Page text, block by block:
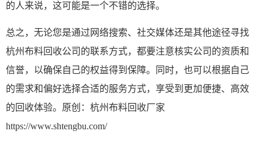
的人来说，这可能是一个不错的选择。
总之，无论您是通过网络搜索、社交媒体还是其他途径寻找
杭州布料回收公司的联系方式，都要注意核实公司的资质和
信誉，以确保自己的权益得到保障。同时，也可以根据自己
的需求和偏好选择合适的服务方式，享受到更加便捷、高效
的回收体验。 原创： 杭州布料回收厂家
https://www.shtengbu.com/